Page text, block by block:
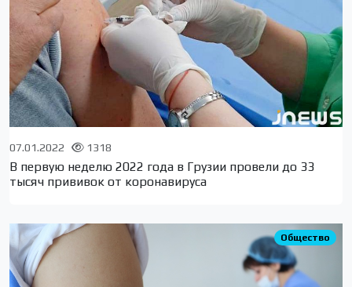
07.01.2022 1318
В первую неделю 2022 года в Грузии провели до 33
тысяч прививок от коронавируса
Общество